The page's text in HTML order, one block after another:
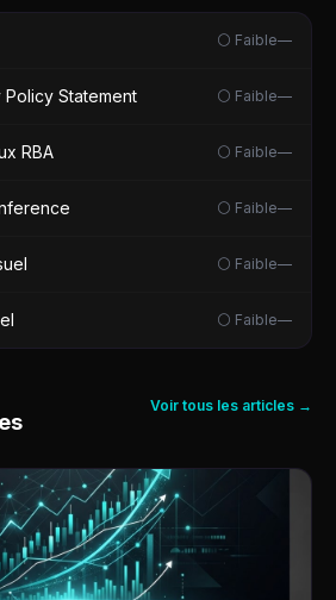
⚪ Faible—
Policy Statement ⚪ Faible—
RBA ⚪ Faible—
⚪ Faible—
⚪ Faible—
⚪ Faible—
Voir tous les articles →